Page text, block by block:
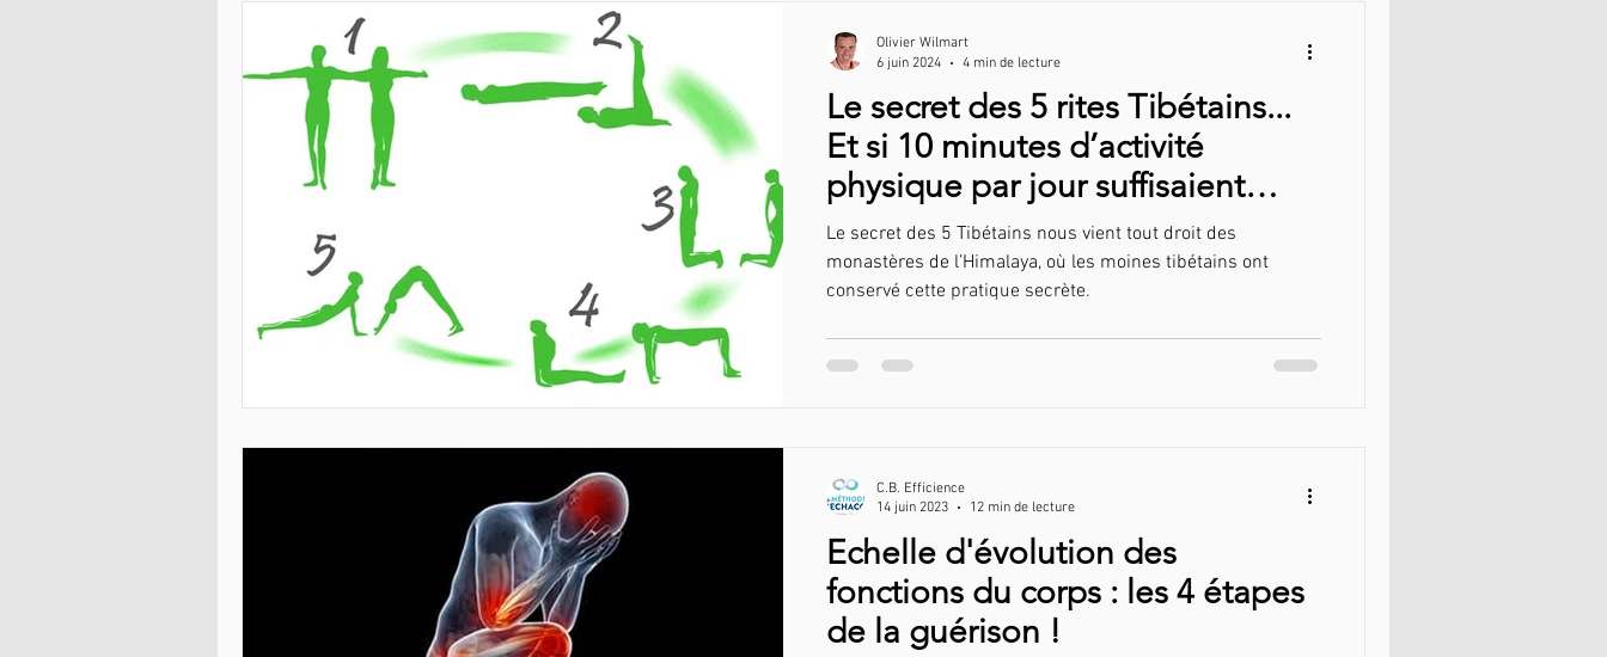
Le secret des 5 rites Tibétains...
Et si 10 minutes d’activité
physique par jour suffisaient
pour garder la forme ?
Le secret des 5 Tibétains nous vient tout droit des
monastères de l’Himalaya, où les moines tibétains ont
conservé cette pratique secrète.
Olivier Wilmart
6 juin 2024
4 min de lecture
Echelle d'évolution des
fonctions du corps : les 4 étapes
de la guérison !
C.B. Efficience
14 juin 2023
12 min de lecture